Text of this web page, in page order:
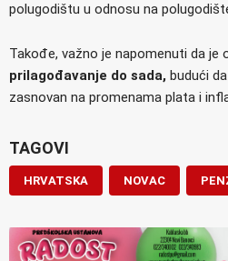
polugodištu u odnosu na
Takođe, važno je napomenuti da je
prilagođavanje do sada, budući
zasnovan na promenama plata i
TAGOVI
HRVATSKA NOVAC